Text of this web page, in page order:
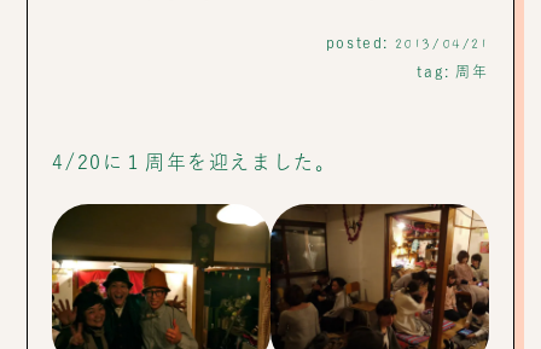
posted: 2013/04/21
tag: 周年
4/20に１周年を迎えました。